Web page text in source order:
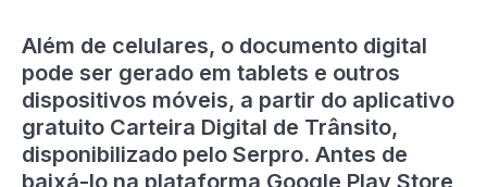
Além de celulares, o documento digital
pode ser gerado em tablets e outros
dispositivos móveis, a partir do aplicativo
gratuito Carteira Digital de Trânsito,
disponibilizado pelo Serpro. Antes de
baixá-lo na plataforma Google Play Store